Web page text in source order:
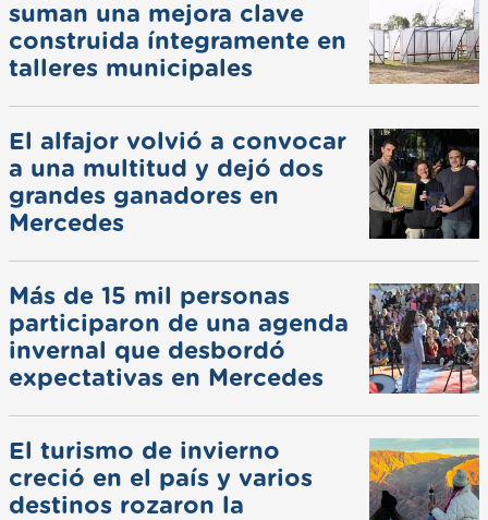
suman una mejora clave
construida íntegramente en
talleres municipales
El alfajor volvió a convocar
a una multitud y dejó dos
grandes ganadores en
Mercedes
Más de 15 mil personas
participaron de una agenda
invernal que desbordó
expectativas en Mercedes
El turismo de invierno
creció en el país y varios
destinos rozaron la